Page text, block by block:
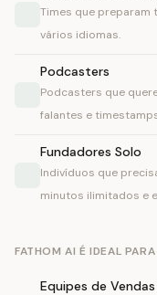
Times que preparam
vários idiomas.
Podcasters
Podcasters que
falantes e
Fundadores Solo
Indivíduos que
minutos ilimitados e
FATHOM AI É IDEAL PARA
Equipes de Vendas